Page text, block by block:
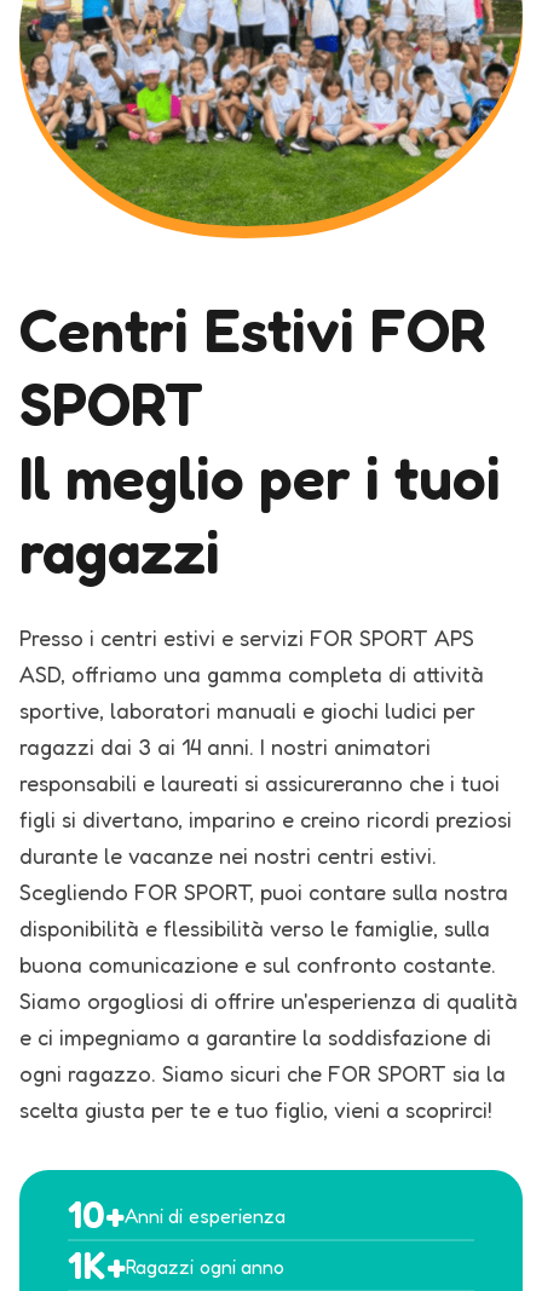
Centri Estivi FOR
SPORT
Il meglio per i tuoi
ragazzi
Presso i centri estivi e servizi FOR SPORT APS
ASD, offriamo una gamma completa di attività
sportive, laboratori manuali e giochi ludici per
ragazzi dai 3 ai 14 anni. I nostri animatori
responsabili e laureati si assicureranno che i tuoi
figli si divertano, imparino e creino ricordi preziosi
durante le vacanze nei nostri centri estivi.
Scegliendo FOR SPORT, puoi contare sulla nostra
disponibilità e flessibilità verso le famiglie, sulla
buona comunicazione e sul confronto costante.
Siamo orgogliosi di offrire un'esperienza di qualità
e ci impegniamo a garantire la soddisfazione di
ogni ragazzo. Siamo sicuri che FOR SPORT sia la
scelta giusta per te e tuo figlio, vieni a scoprirci!
10+Anni di esperienza
1K+Ragazzi ogni anno